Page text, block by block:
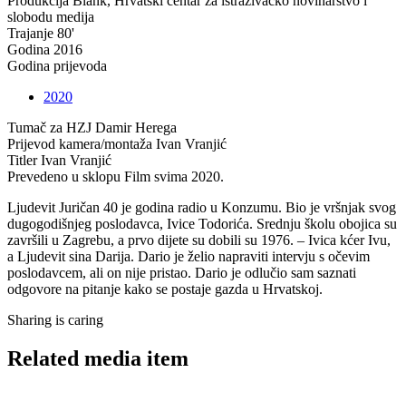
slobodu medija
Trajanje 80'
Godina 2016
Godina prijevoda
2020
Tumač za HZJ Damir Herega
Prijevod kamera/montaža Ivan Vranjić
TitlerIvan Vranjić
Prevedeno u sklopu Film svima 2020.
Ljudevit Juričan 40 je godina radio u Konzumu. Bio je vršnjak svog
dugogodišnjeg poslodavca, Ivice Todorića. Srednju školu obojica su
završili u Zagrebu, a prvo dijete su dobili su 1976. – Ivica kćer Ivu,
a Ljudevit sina Darija. Dario je želio napraviti intervju s očevim
poslodavcem, ali on nije pristao. Dario je odlučio sam saznati
odgovore na pitanje kako se postaje gazda u Hrvatskoj.
Sharing is caring
Related media item